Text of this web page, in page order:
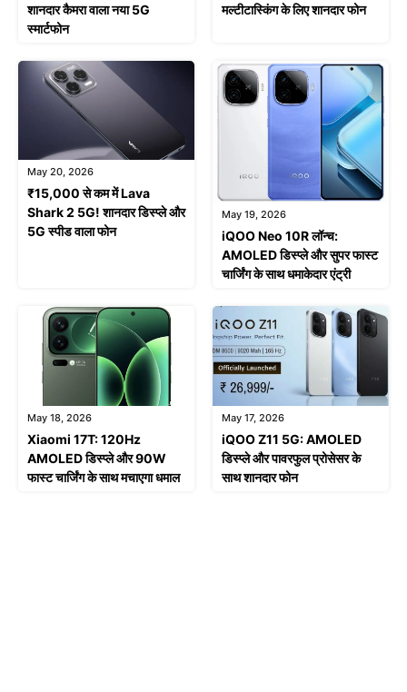
शानदार कैमरा वाला नया 5G
स्मार्टफोन
मल्टीटास्किंग के लिए शानदार फोन
May 20, 2026
₹15,000 से कम में Lava
Shark 2 5G! शानदार डिस्प्ले और
5G स्पीड वाला फोन
May 19, 2026
iQOO Neo 10R लॉन्च:
AMOLED डिस्प्ले और सुपर फास्ट
चार्जिंग के साथ धमाकेदार एंट्री
May 18, 2026
Xiaomi 17T: 120Hz
AMOLED डिस्प्ले और 90W
फास्ट चार्जिंग के साथ मचाएगा धमाल
May 17, 2026
iQOO Z11 5G: AMOLED
डिस्प्ले और पावरफुल प्रोसेसर के
साथ शानदार फोन